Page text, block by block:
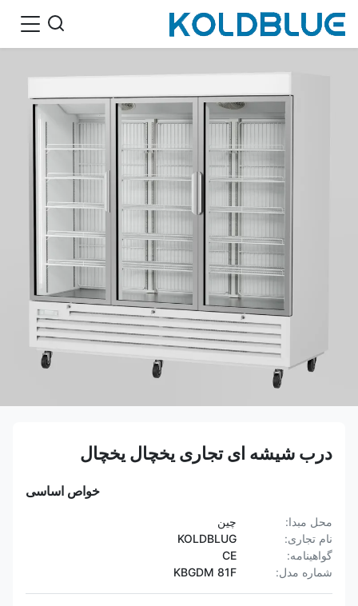
درب شیشه ای تجاری یخچال یخچال
خواص اساسی
محل مبدا:
چین
نام تجاری:
KOLDBLUG
گواهینامه:
CE
شماره مدل:
KBGDM 81F